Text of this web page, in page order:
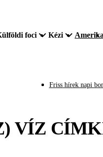
foci Kézi Amerika
Friss hírek napi
VÍZ